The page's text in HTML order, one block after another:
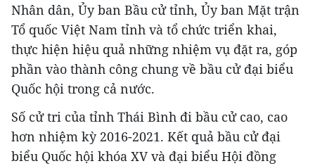
Nhân dân, Ủy ban Bầu cử tỉnh, Ủy ban Mặt trận
Tổ quốc Việt Nam tỉnh và tổ chức triển khai,
thực hiện hiệu quả những nhiệm vụ đặt ra, góp
phần vào thành công chung về bầu cử đại biểu
Quốc hội trong cả nước.
Số cử tri của tỉnh Thái Bình đi bầu cử cao, cao
hơn nhiệm kỳ 2016-2021. Kết quả bầu cử đại
biểu Quốc hội khóa XV và đại biểu Hội đồng